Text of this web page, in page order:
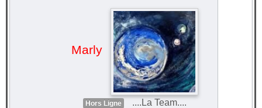
Marly
Hors Ligne
....La Team....